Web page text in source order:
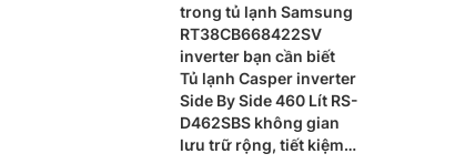
trong tủ lạnh Samsung
RT38CB668422SV
inverter bạn cần biết
Tủ lạnh Casper inverter
Side By Side 460 Lít RS-
D462SBS không gian
lưu trữ rộng, tiết kiệm